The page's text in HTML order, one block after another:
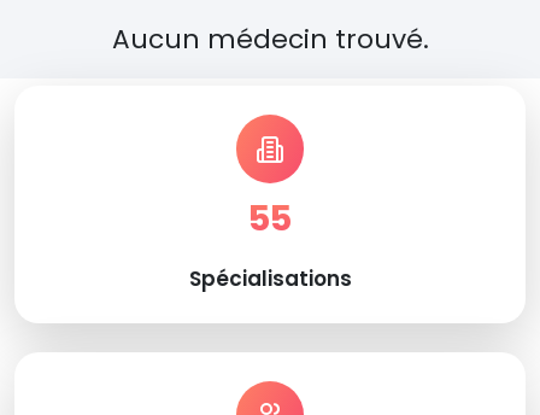
Aucun médecin trouvé.
55
Spécialisations